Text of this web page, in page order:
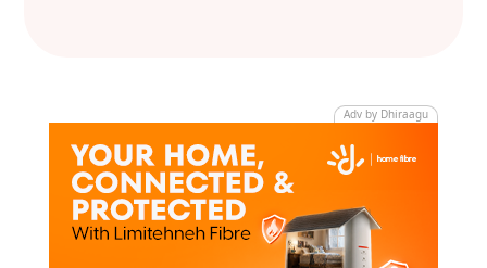
Adv by Dhiraagu